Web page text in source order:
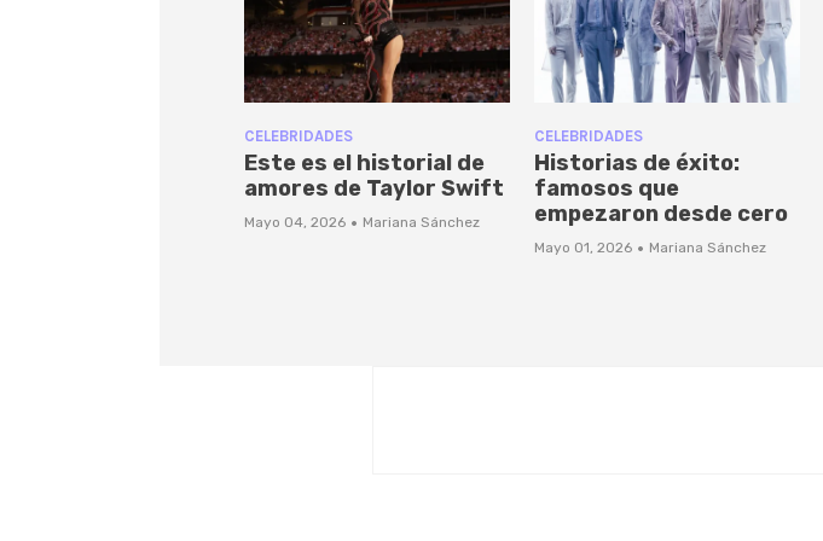
CELEBRIDADES
Este es el historial de
amores de Taylor Swift
Mayo 04, 2026 · Mariana Sánchez
CELEBRIDADES
Historias de éxito:
famosos que
empezaron desde cero
Mayo 01, 2026 · Mariana Sánchez